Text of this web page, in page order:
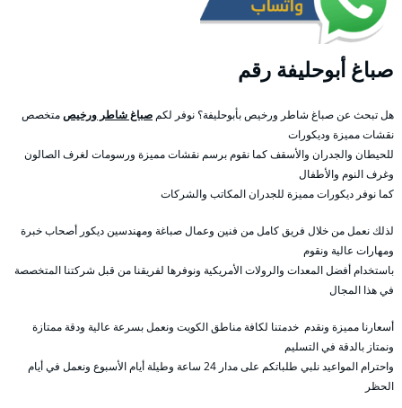
صباغ أبوحليفة رقم
هل تبحث عن صباغ شاطر ورخيص بأبوحليفة؟ نوفر لكم صباغ شاطر ورخيصمتخصص
نقشات مميزة وديكورات
للحيطان والجدران والأسقف كما نقوم برسم نقشات مميزة ورسومات لغرف الصالون
وغرف النوم والأطفال
كما نوفر ديكورات مميزة للجدران المكاتب والشركات
لذلك نعمل من خلال فريق كامل من فنين وعمال صباغة ومهندسين ديكور أصحاب خبرة
ومهارات عالية ونقوم
باستخدام أفضل المعدات والرولات الأمريكية ونوفرها لفريقنا من قبل شركتنا المتخصصة
في هذا المجال
أسعارنا مميزة ونقدم خدمتنا لكافة مناطق الكويت ونعمل بسرعة عالية ودقة ممتازة
ونمتاز بالدقة في التسليم
واحترام المواعيد نلبي طلباتكم على مدار 24 ساعة وطيلة أيام الأسبوع ونعمل في أيام
الحظر